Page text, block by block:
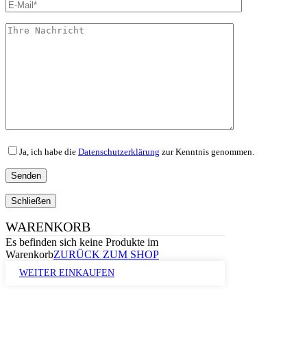
Ja, ich habe die Datenschutzerklärung zur Kenntnis genommen.
Schließen
WARENKORB
Es befinden sich keine Produkte im
WarenkorbZURÜCK ZUM SHOP
WEITER EINKAUFEN